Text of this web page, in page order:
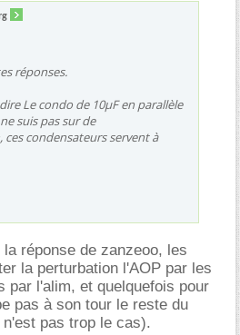
réponses.
Le condo de 10µF en parallèle
suis pas sur de
ces condensateurs servent à
réponse de zanzeoo, les
la perturbation l'AOP par les
par l'alim, et quelquefois pour
pas à son tour le reste du
pas trop le cas).